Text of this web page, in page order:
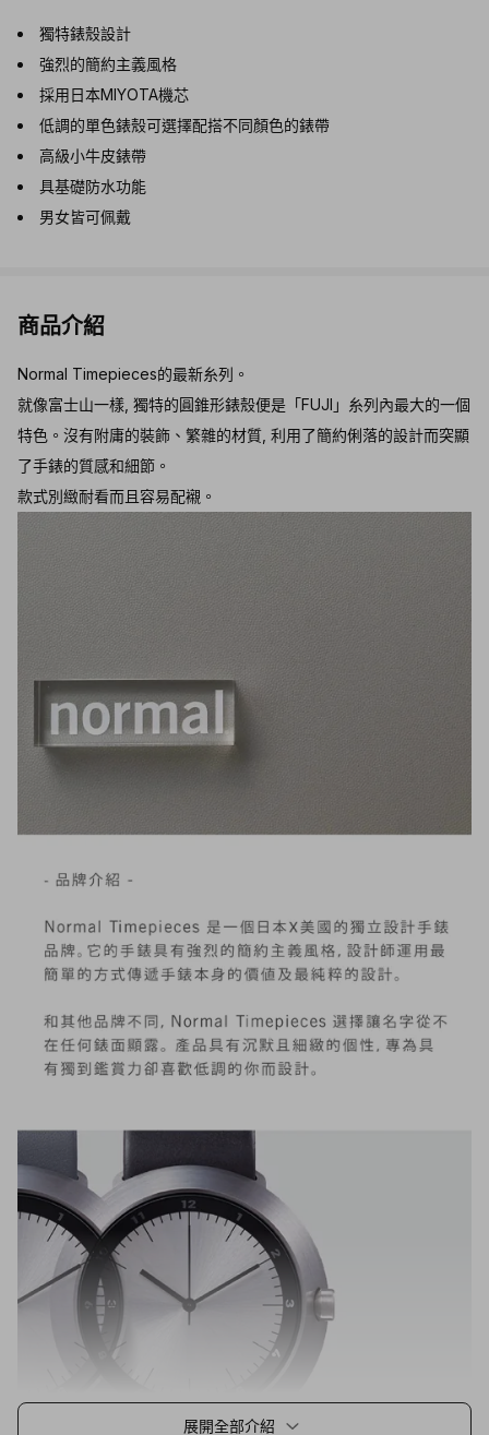
獨特錶殼設計
強烈的簡約主義風格
採用日本MIYOTA機芯
低調的單色錶殼可選擇配搭不同顏色的錶帶
高級小牛皮錶帶
具基礎防水功能
男女皆可佩戴
商品介紹
展開全部介紹
Normal Timepieces的最新糸列。
就像富士山一樣, 獨特的圓錐形錶殼便是「FUJI」糸列內最大的一個
特色。沒有附庸的裝飾、繁雜的材質, 利用了簡約俐落的設計而突顯
了手錶的質感和細節。
款式別緻耐看而且容易配襯。